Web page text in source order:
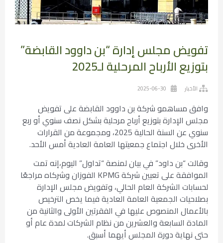
تفويض مجلس إدارة “بن داوود القابضة”
بتوزيع الأرباح المرحلية لـ2025
الأخبار 2025-06-30
وافق مساهمو شركة بن داوود القابضة على تفويض
مجلس الإدارة بتوزيع أرباح مرحلية بشكل نصف سنوي أو ربع
سنوي عن السنة الحالية 2025، ومجموعة من القرارات
الأخرى خلال اجتماع جمعيتها العامة العادية أمس الأحد.
وقالت “بن داود” في بيان لمنصة “تداول” اليوم،إنه تمت
الموافقة على تعيين شركة KPMG الفوزان وشركاه مراجعًا
لحسابات الشركة العام الحالي، وتفويض مجلس الإدارة
بصلاحيات الجمعية العامة العادية فيما يخص الترخيص
بالأعمال المنصوص عليها في الفقرتين الأولى والثانية من
المادة السابعة والعشرين من نظام الشركات لمدة عام أو
حتى نهاية دورة المجلس أيهما أسبق.